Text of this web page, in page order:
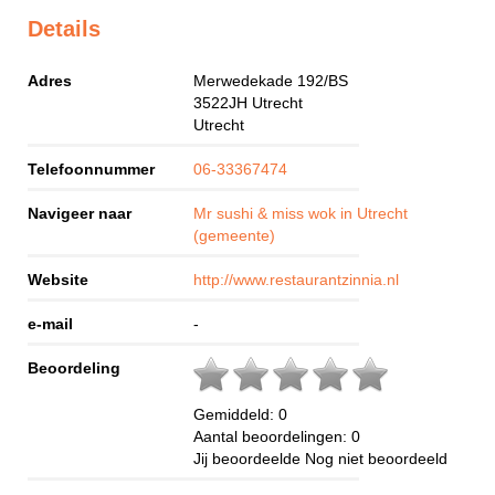
Details
Adres
Merwedekade 192/BS
3522JH Utrecht
Utrecht
Telefoonnummer 06-33367474
Navigeer naar
Mr sushi & miss wok in Utrecht
(gemeente)
Website http://www.restaurantzinnia.nl
e-mail -
Beoordeling
Gemiddeld: 0
Aantal beoordelingen: 0
Jij beoordeelde Nog niet beoordeeld